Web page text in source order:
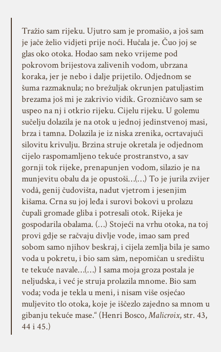
Tražio sam rijeku. Ujutro sam je promašio, a još sam
je jače želio vidjeti prije noći. Hučala je. Čuo joj se
glas oko otoka. Hodao sam neko vrijeme pod
pokrovom brijestova zalivenih vodom, ubrzana
koraka, jer je nebo i dalje prijetilo. Odjednom se
šuma razmaknula; no brežuljak okrunjen patuljastim
brezama još mi je zakrivio vidik. Grozničavo sam se
uspeo na nj i otkrio rijeku. Cijelu rijeku. U golemu
sučelju dolazila je na otok u jednoj jedinstvenoj masi,
brza i tamna. Dolazila je iz niska zrenika, ocrtavajući
silovitu krivulju. Brzina struje okretala je odjednom
cijelo raspomamljeno tekuće prostranstvo, a sav
gornji tok rijeke, prenapunjen vodom, silazio je na
munjevitu obalu da je opustoši…(…) To je jurila zvijer
vodâ, genij čudovišta, nadut vjetrom i jesenjim
kišama. Crna su joj leđa i surovi bokovi u prolazu
čupali gromade gliba i potresali otok. Rijeka je
gospodarila obalama. (…) Stojeći na vrhu otoka, na toj
provi gdje se račvaju divlje vode, imao sam pred
sobom samo njihov beskraj, i cijela zemlja bila je samo
voda u pokretu, i bio sam sâm, nepomičan u središtu
te tekuće navale…(…) I sama moja groza postala je
neljudska, i već je struja prolazila mnome. Bio sam
voda; voda je tekla u meni, i nisam više osjećao
muljevito tlo otoka, koje je iščezlo zajedno sa mnom u
gibanju tekuće mase.“ (Henri Bosco,Malicroix, str. 43,
44 i 45.)